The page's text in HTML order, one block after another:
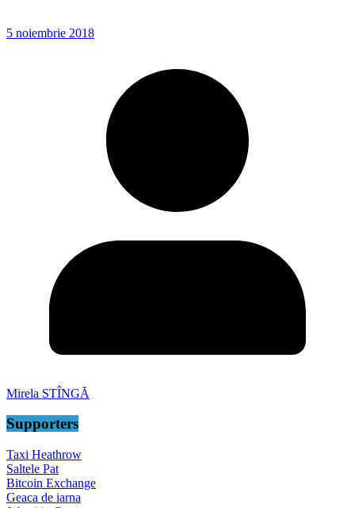
5 noiembrie 2018
Mirela STÎNGĂ
Supporters
Taxi Heathrow
Saltele Pat
Bitcoin Exchange
Geaca de iarna